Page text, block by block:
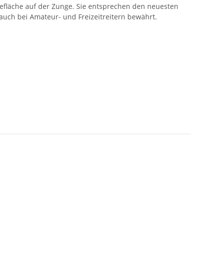
auf der Zunge. Sie entsprechen den neuesten
bei Amateur- und Freizeitreitern bewährt.